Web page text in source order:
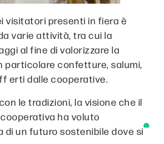
visitatori presenti in fiera è
varie attività, tra cui la
al fine di valorizzare la
particolare confetture, salumi,
erti dalle cooperative.
le tradizioni, la visione che il
ha voluto
di un futuro sostenibile dove si